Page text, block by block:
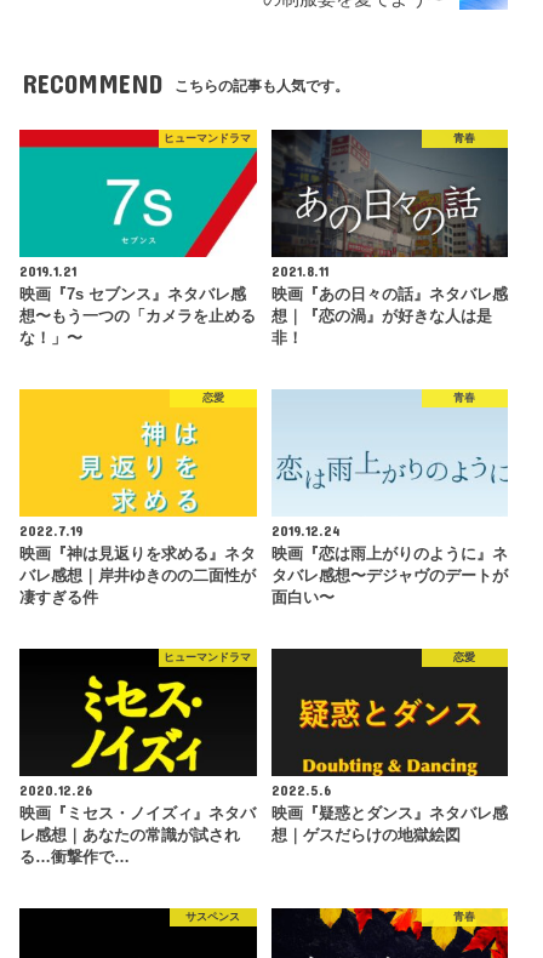
RECOMMEND こちらの記事も人気です。
ヒューマンドラマ
2019.1.21
映画『7s セブンス』ネタバレ感
想〜もう一つの「カメラを止める
な！」〜
青春
2021.8.11
映画『あの日々の話』ネタバレ感
想｜『恋の渦』が好きな人は是
非！
恋愛
2022.7.19
映画『神は見返りを求める』ネタ
バレ感想｜岸井ゆきのの二面性が
凄すぎる件
青春
2019.12.24
映画『恋は雨上がりのように』ネ
タバレ感想〜デジャヴのデートが
面白い〜
ヒューマンドラマ
2020.12.26
映画『ミセス・ノイズィ』ネタバ
レ感想｜あなたの常識が試され
る…衝撃作で…
恋愛
2022.5.6
映画『疑惑とダンス』ネタバレ感
想｜ゲスだらけの地獄絵図
サスペンス 青春